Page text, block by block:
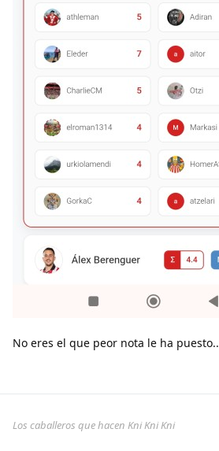
No eres el que peor nota le ha puesto..
Los caballeros que hacen Kni Kni Kni